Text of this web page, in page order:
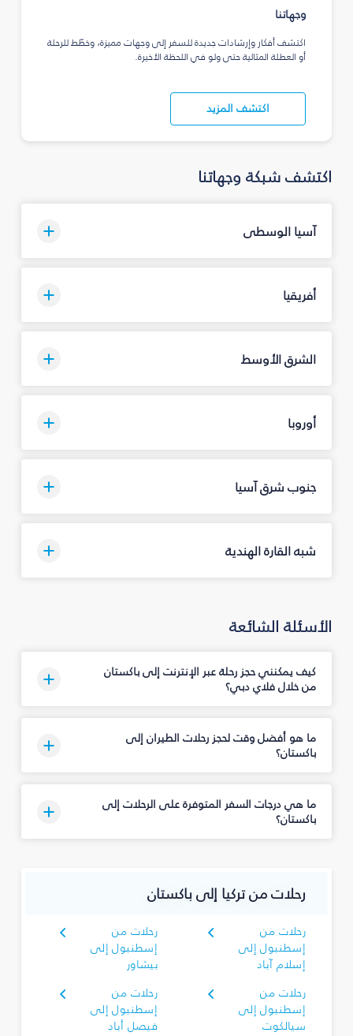
وجهاتنا
اكتشف أفكار وإرشادات جديدة للسفر إلى وجهات مميزة، وخطّط للرحلة
أو العطلة المثالية حتى ولو في اللحظة الأخيرة.
اكتشف المزيد
اكتشف شبكة وجهاتنا
آسيا الوسطى
أفريقيا
الشرق الأوسط
أوروبا
جنوب شرق آسيا
شبه القارة الهندية
الأسئلة الشائعة
كيف يمكنني حجز رحلة عبر الإنترنت إلى باكستان
من خلال فلاي دبي؟
ما هو أفضل وقت لحجز رحلات الطيران إلى
باكستان؟
ما هي درجات السفر المتوفرة على الرحلات إلى
باكستان؟
رحلات من تركيا إلى باكستان
رحلات من
إسطنبول إلى
إسلام آباد
رحلات من
إسطنبول إلى
بيشاور
رحلات من
إسطنبول إلى
سيالكوت
رحلات من
إسطنبول إلى
فيصل أباد